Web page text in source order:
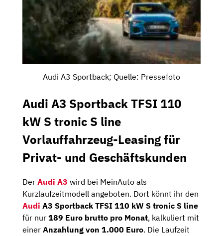
Audi A3 Sportback; Quelle: Pressefoto
Audi A3 Sportback TFSI 110
kW S tronic S line
Vorlauffahrzeug-Leasing für
Privat- und Geschäftskunden
Der Audi A3 wird bei MeinAuto als
Kurzlaufzeitmodell angeboten. Dort könnt ihr den
Audi A3 Sportback TFSI 110 kW S tronic S line
für nur 189 Euro brutto pro Monat, kalkuliert mit
einer Anzahlung von 1.000 Euro. Die Laufzeit